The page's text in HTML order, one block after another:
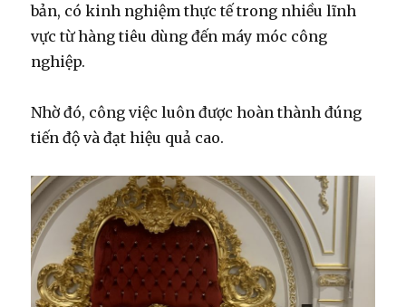
bản, có kinh nghiệm thực tế trong nhiều lĩnh
vực từ hàng tiêu dùng đến máy móc công
nghiệp.
Nhờ đó, công việc luôn được hoàn thành đúng
tiến độ và đạt hiệu quả cao.